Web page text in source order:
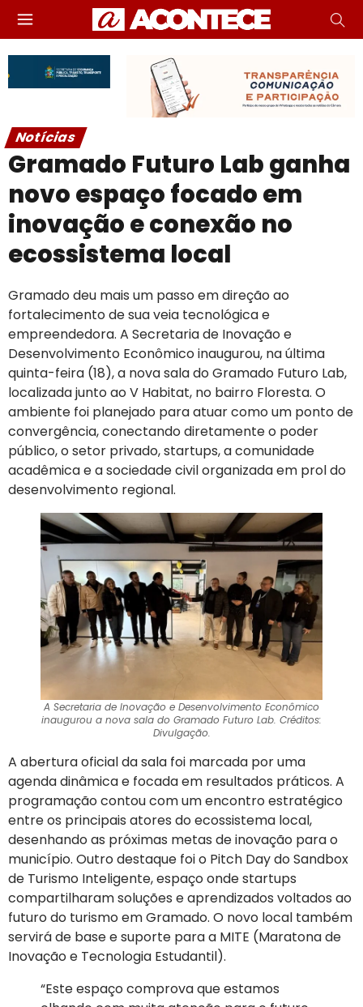
Notícias
Gramado Futuro Lab ganha
novo espaço focado em
inovação e conexão no
ecossistema local
Gramado deu mais um passo em direção ao
fortalecimento de sua veia tecnológica e
empreendedora. A Secretaria de Inovação e
Desenvolvimento Econômico inaugurou, na última
quinta-feira (18), a nova sala do Gramado Futuro Lab,
localizada junto ao V Habitat, no bairro Floresta. O
ambiente foi planejado para atuar como um ponto de
convergência, conectando diretamente o poder
público, o setor privado, startups, a comunidade
acadêmica e a sociedade civil organizada em prol do
desenvolvimento regional.
A Secretaria de Inovação e Desenvolvimento Econômico
inaugurou a nova sala do Gramado Futuro Lab. Créditos:
Divulgação.
A abertura oficial da sala foi marcada por uma
agenda dinâmica e focada em resultados práticos. A
programação contou com um encontro estratégico
entre os principais atores do ecossistema local,
desenhando as próximas metas de inovação para o
município. Outro destaque foi o Pitch Day do Sandbox
de Turismo Inteligente, espaço onde startups
compartilharam soluções e aprendizados voltados ao
futuro do turismo em Gramado. O novo local também
servirá de base e suporte para a MITE (Maratona de
Inovação e Tecnologia Estudantil).
“Este espaço comprova que estamos